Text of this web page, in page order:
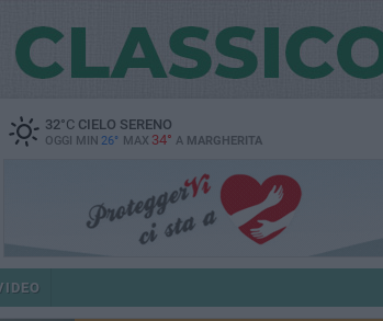
32°CCIELO SERENO
OGGI MIN 26° MAX 34° A MARGHERITA